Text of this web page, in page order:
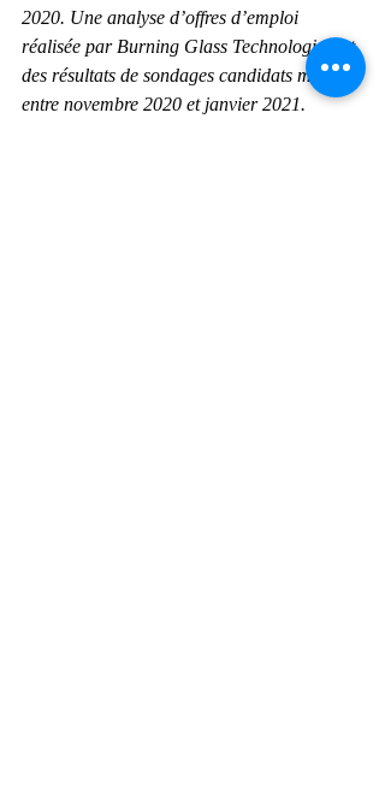
2020. Une analyse d’offres d’emploi
réalisée par Burning Glass Technologies, et
des résultats de sondages candidats menés
entre novembre 2020 et janvier 2021.